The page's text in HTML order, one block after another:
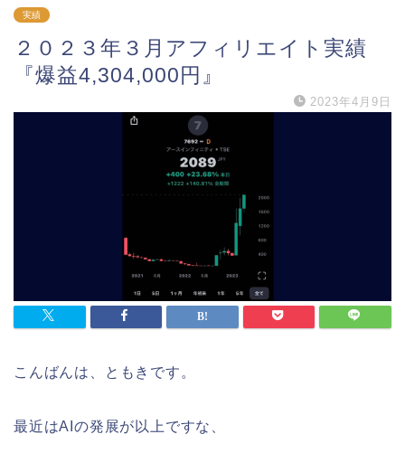
実績
２０２３年３月アフィリエイト実績
『爆益4,304,000円』
2023年4月9日
こんばんは、ともきです。
最近はAIの発展が以上ですな、